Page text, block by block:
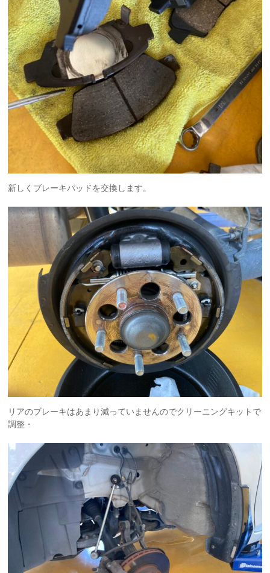
新しくブレーキパッドを交換します。
リアのブレーキはあまり減っていませんのでクリーニングキットで
調整・